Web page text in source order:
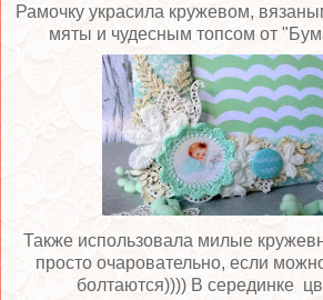
Рамочку украсила кружевом,
мяты и чудесным топсом от
Также использовала милые
просто очаровательно, если
болтаются)))) В серединке